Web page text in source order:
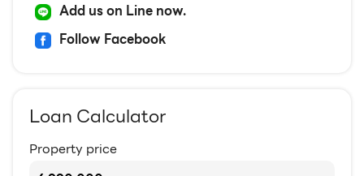
Add us on Line now.
Follow Facebook
Loan Calculator
Property price